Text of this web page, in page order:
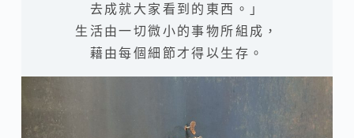
去成就大家看到的東西。」
生活由一切微小的事物所組成，
藉由每個細節才得以生存。